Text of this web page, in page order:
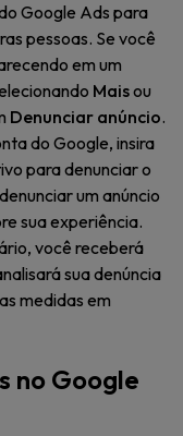
Google Ads para
pessoas. Se você
em um
Maisou
Denunciar anúncio.
do Google, insira
para denunciar o
um anúncio
sua experiência.
você receberá
sua denúncia
medidas em
no Google